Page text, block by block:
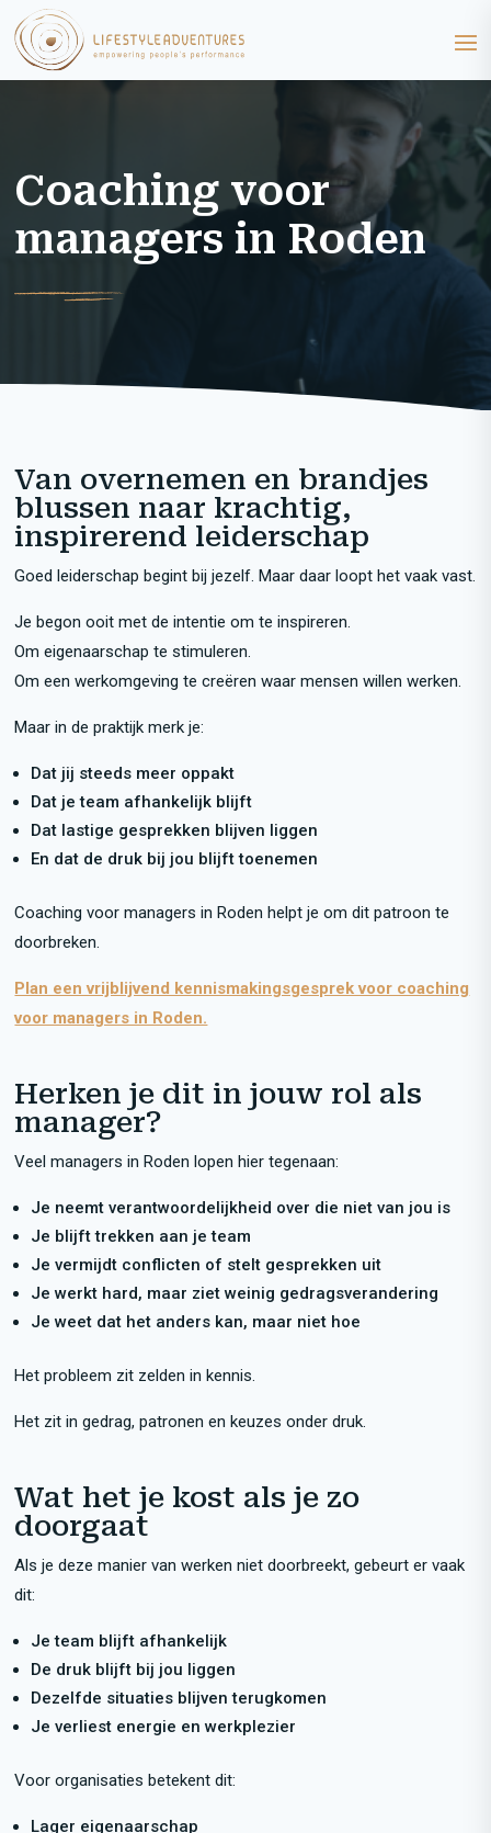
Coaching voor
managers in Roden
Van overnemen en brandjes
blussen naar krachtig,
inspirerend leiderschap
Goed leiderschap begint bij jezelf. Maar daar loopt het vaak vast.
Je begon ooit met de intentie om te inspireren.
Om eigenaarschap te stimuleren.
Om een werkomgeving te creëren waar mensen willen werken.
Maar in de praktijk merk je:
Dat jij steeds meer oppakt
Dat je team afhankelijk blijft
Dat lastige gesprekken blijven liggen
En dat de druk bij jou blijft toenemen
Coaching voor managers in Roden helpt je om dit patroon te
doorbreken.
Plan een vrijblijvend kennismakingsgesprek voor coaching
voor managers in Roden.
Herken je dit in jouw rol als
manager?
Veel managers in Roden lopen hier tegenaan:
Je neemt verantwoordelijkheid over die niet van jou is
Je blijft trekken aan je team
Je vermijdt conflicten of stelt gesprekken uit
Je werkt hard, maar ziet weinig gedragsverandering
Je weet dat het anders kan, maar niet hoe
Het probleem zit zelden in kennis.
Het zit in gedrag, patronen en keuzes onder druk.
Wat het je kost als je zo
doorgaat
Als je deze manier van werken niet doorbreekt, gebeurt er vaak
dit:
Je team blijft afhankelijk
De druk blijft bij jou liggen
Dezelfde situaties blijven terugkomen
Je verliest energie en werkplezier
Voor organisaties betekent dit:
Lager eigenaarschap